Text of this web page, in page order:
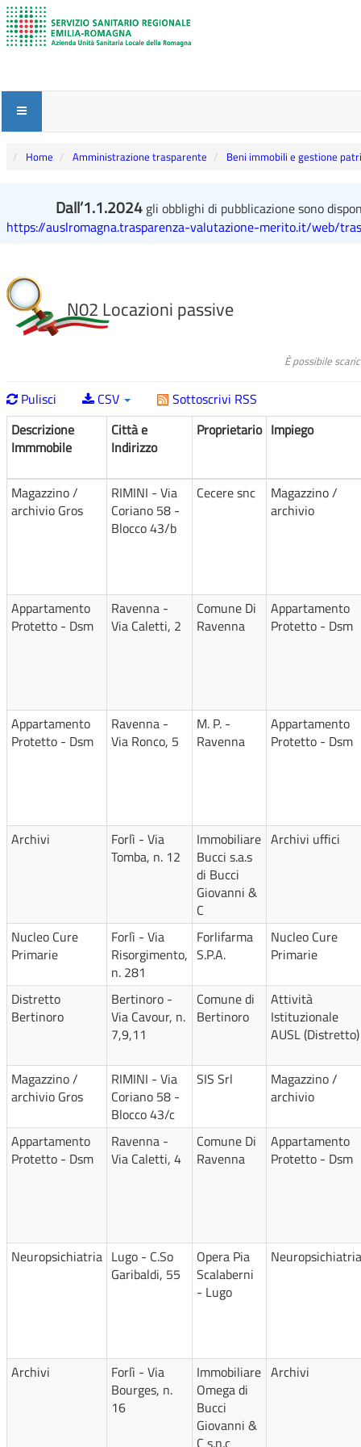
Home Amministrazione trasparente Beni immobili e gestione
Dall’1.1.2024 gli obblighi di pubblicazione sono
https://auslromagna.trasparenza-valutazione-merito.it/web/
N02 Locazioni passive
È possibile
Pulisci CSV
Sottoscrivi RSS
Descrizione
Immmobile
Città e
Indirizzo
Proprietario Impiego
Magazzino /
archivio Gros
RIMINI - Via
Coriano 58 -
Blocco 43/b
Cecere snc
Magazzino /
archivio
Appartamento
Protetto - Dsm
Ravenna -
Via Caletti, 2
Comune Di
Ravenna
Appartamento
Protetto - Dsm
Appartamento
Protetto - Dsm
Ravenna -
Via Ronco, 5
M. P. -
Ravenna
Appartamento
Protetto - Dsm
Archivi
Forlì - Via
Tomba, n. 12
Immobiliare
Bucci s.a.s
di Bucci
Giovanni &
C
Archivi uffici
Nucleo Cure
Primarie
Forlì - Via
Risorgimento,
n. 281
Forlifarma
S.P.A.
Nucleo Cure
Primarie
Distretto
Bertinoro
Bertinoro -
Via Cavour, n.
7,9,11
Comune di
Bertinoro
Attività
Istituzionale
AUSL (Distretto)
Magazzino /
archivio Gros
RIMINI - Via
Coriano 58 -
Blocco 43/c
SIS Srl
Magazzino /
archivio
Appartamento
Protetto - Dsm
Ravenna -
Via Caletti, 4
Comune Di
Ravenna
Appartamento
Protetto - Dsm
Neuropsichiatria Lugo - C.So
Garibaldi, 55
Opera Pia
Scalaberni
- Lugo
Neuropsichiatria
Archivi
Forlì - Via
Bourges, n.
16
Immobiliare
Omega di
Bucci
Giovanni &
C s.n.c
Archivi